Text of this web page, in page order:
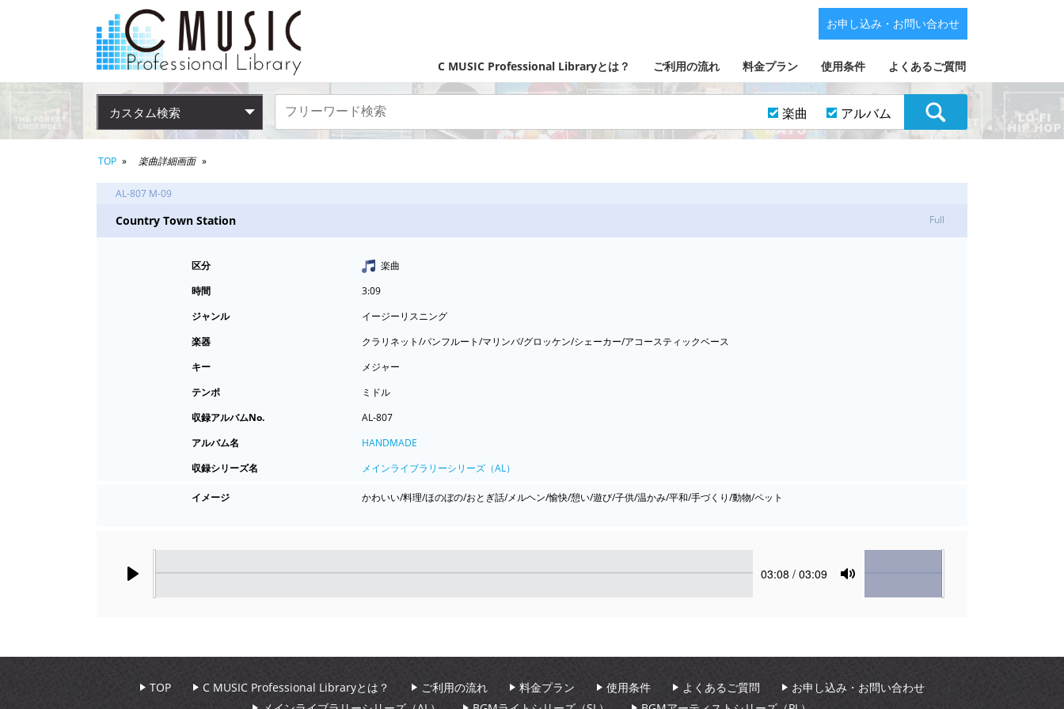
C MUSIC Professional Libraryとは？ ご利用の流れ 料金プラン 使用条件 よくあるご質問
お申し込み・お問い合わせ
カスタム検索 楽曲 アルバム
TOP 楽曲詳細画面
AL-807 M-09
Country Town Station Full
区分
楽曲
時間
3:09
ジャンル
イージーリスニング
楽器
クラリネット/パンフルート/マリンバ/グロッケン/シェーカー/アコースティックベース
キー
メジャー
テンポ
ミドル
収録アルバムNo.
AL-807
アルバム名
HANDMADE
収録シリーズ名
メインライブラリーシリーズ（AL）
イメージ かわいい/料理/ほのぼの/おとぎ話/メルヘン/愉快/憩い/遊び/子供/温かみ/平和/手づくり/動物/ペット
Current
03:08 / 03:09
Mute
Volume
TOP C MUSIC Professional Libraryとは？ ご利用の流れ 料金プラン 使用条件 よくあるご質問
お申し込み・お問い合わせ